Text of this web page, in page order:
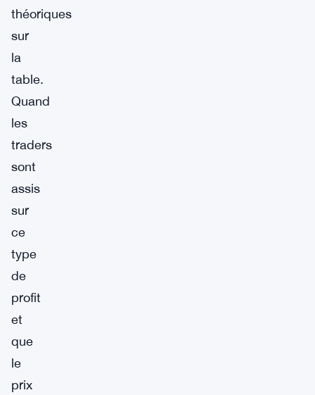
théoriques
sur
la
table.
Quand
les
traders
sont
assis
sur
ce
type
de
profit
et
que
le
prix